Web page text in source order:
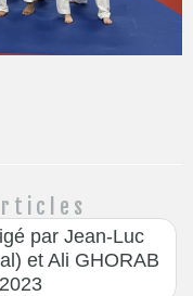
par Jean-Luc
et Ali GHORAB